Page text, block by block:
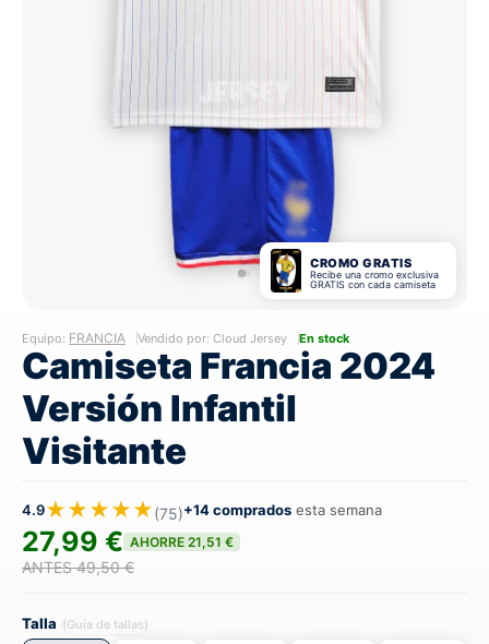
CROMO GRATIS
Recibe una cromo exclusiva
GRATIS con cada camiseta
Equipo: FRANCIA Vendido por: Cloud Jersey En stock
Camiseta Francia 2024
Versión Infantil
Visitante
4.9★★★★★(75)+14 comprados esta semana
27,99 € AHORRE 21,51 €
ANTES 49,50 €
Talla (Guía de tallas)